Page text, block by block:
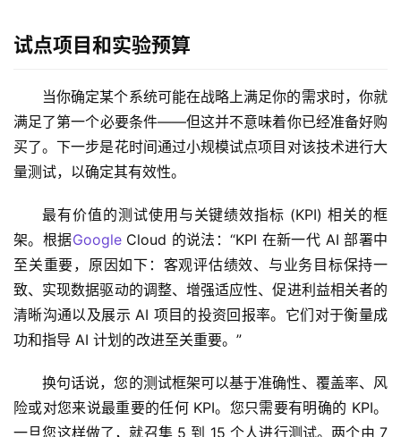
试点项目和实验预算
当你确定某个系统可能在战略上满足你的需求时，你就
满足了第一个必要条件——但这并不意味着你已经准备好购
买了。下一步是花时间通过小规模试点项目对该技术进行大
量测试，以确定其有效性。
最有价值的测试使用与关键绩效指标 (KPI) 相关的框
架。根据Google Cloud 的说法：“KPI 在新一代 AI 部署中
至关重要，原因如下：客观评估绩效、与业务目标保持一
致、实现数据驱动的调整、增强适应性、促进利益相关者的
清晰沟通以及展示 AI 项目的投资回报率。它们对于衡量成
功和指导 AI 计划的改进至关重要。”
换句话说，您的测试框架可以基于准确性、覆盖率、风
险或对您来说最重要的任何 KPI。您只需要有明确的 KPI。
一旦您这样做了，就召集 5 到 15 个人进行测试。两个由 7